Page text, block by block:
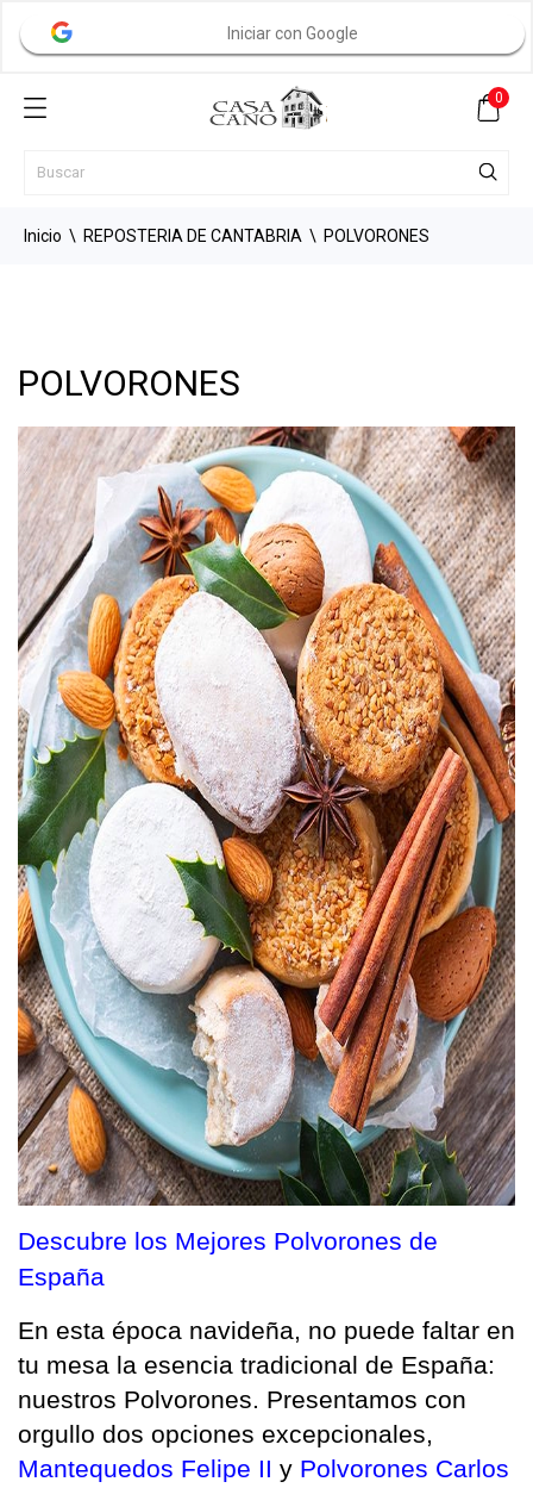
Iniciar con Google
0
Inicio REPOSTERIA DE CANTABRIA POLVORONES
POLVORONES
Descubre los Mejores Polvorones de
España
En esta época navideña, no puede faltar en
tu mesa la esencia tradicional de España:
nuestros Polvorones. Presentamos con
Mantequedos Felipe II y Polvorones Carlos